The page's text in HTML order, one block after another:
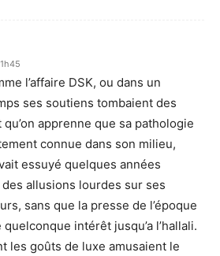
l’affaire DSK, ou dans un
ses soutiens tombaient des
qu’on apprenne que sa pathologie
connue dans son milieu,
essuyé quelques années
des allusions lourdes sur ses
sans que la presse de l’époque
quelconque intérêt jusqu’a l’hallali.
les goûts de luxe amusaient le